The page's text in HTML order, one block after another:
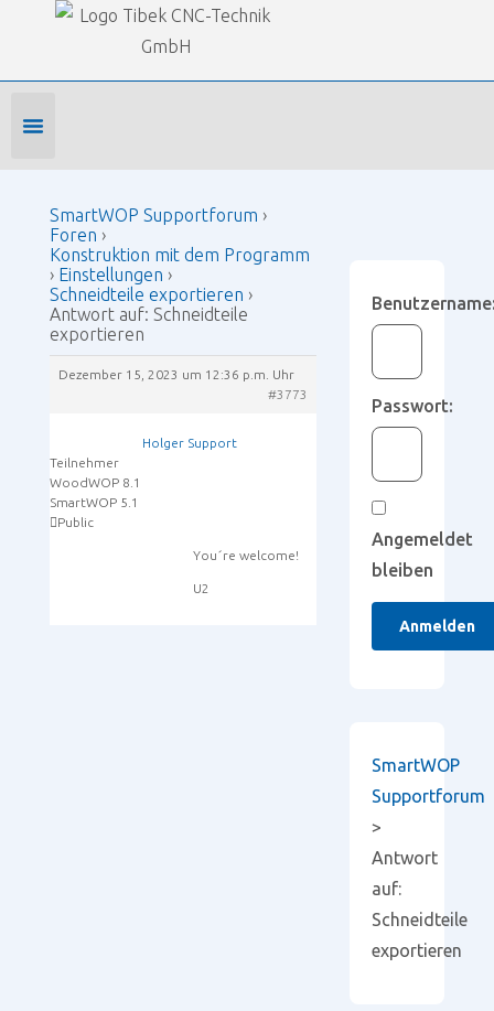
Our Forums
SmartWOP Supportforum ›
Foren ›
Konstruktion mit dem Programm
› Einstellungen ›
Schneidteile exportieren ›
Antwort auf: Schneidteile
exportieren
Dezember 15, 2023 um 12:36 p.m. Uhr
#3773
Holger Support
Teilnehmer
WoodWOP 8.1
SmartWOP 5.1
Public
You´re welcome!
U2
Passwort:
Angemeldet
bleiben
Anmelden
SmartWOP
Supportforum
>
Antwort
auf:
Schneidteile
exportieren